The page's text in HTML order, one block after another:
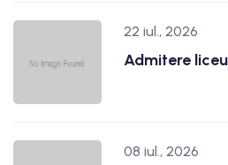
22 iul., 2026
Admitere
08 iul., 2026